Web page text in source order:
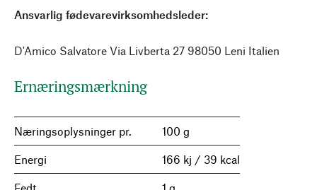
Ansvarlig fødevarevirksomhedsleder:
D'Amico Salvatore Via Livberta 27 98050 Leni Italien
Ernæringsmærkning
Næringsoplysninger pr. 100 g
Energi 166 kj / 39 kcal
Fedt 1 g